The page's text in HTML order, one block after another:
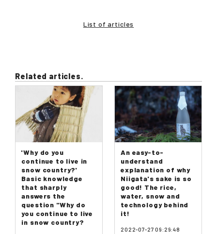
List of articles
Related articles.
'Why do you
continue to live in
snow country?'
Basic knowledge
that sharply
answers the
question "Why do
you continue to live
in snow country?
An easy-to-
understand
explanation of why
Niigata's sake is so
good! The rice,
water, snow and
technology behind
it!
2022-07-27 09:29:48